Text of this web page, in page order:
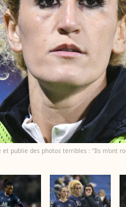
et publie des photos terribles : "Ils m'ont